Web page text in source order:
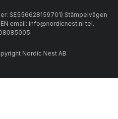
SE556628159701) Stämpelvägen
email: info@nordicnest.nl tel.
Nordic Nest AB